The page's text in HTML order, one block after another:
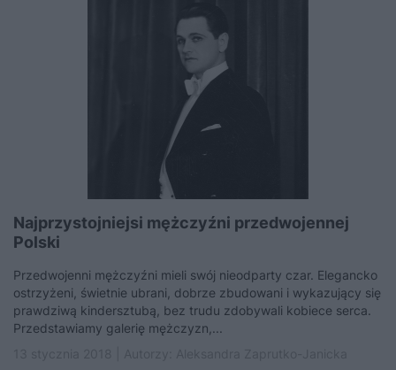
Najprzystojniejsi mężczyźni przedwojennej
Polski
Przedwojenni mężczyźni mieli swój nieodparty czar. Elegancko
ostrzyżeni, świetnie ubrani, dobrze zbudowani i wykazujący się
prawdziwą kindersztubą, bez trudu zdobywali kobiece serca.
Przedstawiamy galerię mężczyzn,...